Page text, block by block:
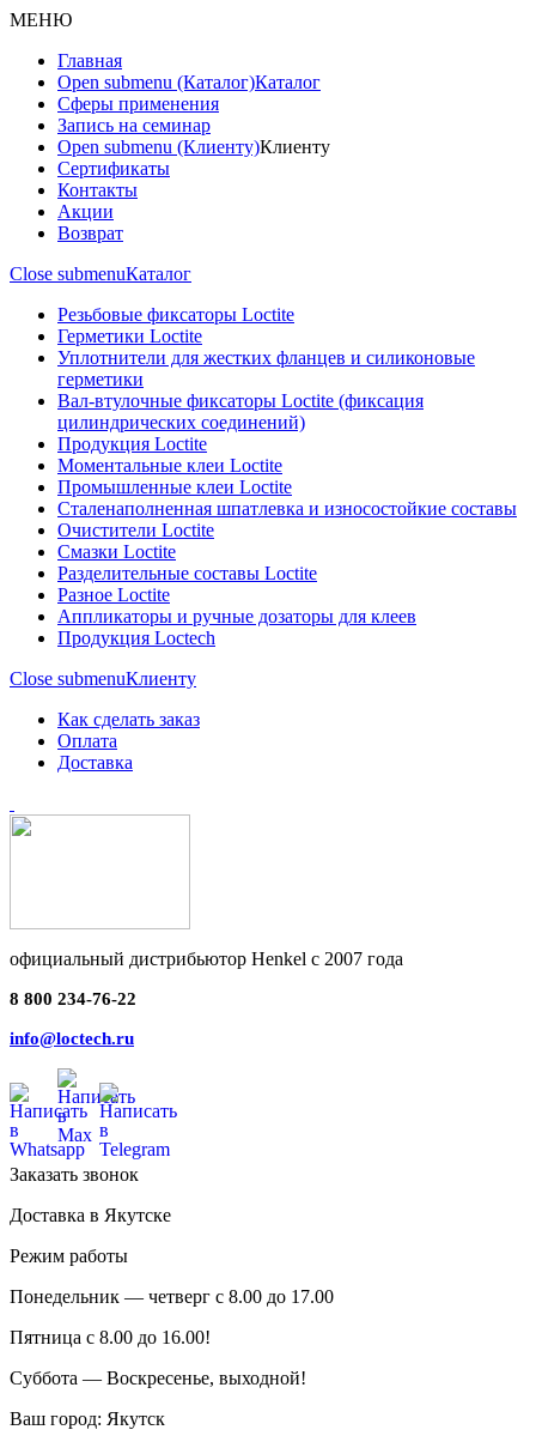
МЕНЮ
Главная
Open submenu (Каталог)Каталог
Сферы применения
Запись на семинар
Open submenu (Клиенту)Клиенту
Сертификаты
Контакты
Акции
Возврат
Close submenuКаталог
Резьбовые фиксаторы Loctite
Герметики Loctite
Уплотнители для жестких фланцев и силиконовые
герметики
Вал-втулочные фиксаторы Loctite (фиксация
цилиндрических соединений)
Продукция Loctite
Моментальные клеи Loctite
Промышленные клеи Loctite
Сталенаполненная шпатлевка и износостойкие составы
Очистители Loctite
Смазки Loctite
Разделительные составы Loctite
Разное Loctite
Аппликаторы и ручные дозаторы для клеев
Продукция Loctech
Close submenuКлиенту
Как сделать заказ
Оплата
Доставка
официальный дистрибьютор Henkel с 2007 года
8 800 234-76-22
info@loctech.ru
Заказать звонок
Доставка в Якутске
Режим работы
Понедельник — четверг с 8.00 до 17.00
Пятница с 8.00 до 16.00!
Суббота — Воскресенье, выходной!
Ваш город: Якутск